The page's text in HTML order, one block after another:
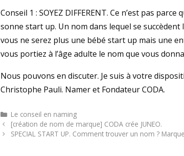
Conseil 1 : SOYEZ DIFFERENT. Ce n’est pas
sonne start up. Un nom dans lequel se
vous ne serez plus une bébé start up mais une
vous portiez à l’âge adulte le nom que vous
Nous pouvons en discuter. Je suis à votre
Christophe Pauli. Namer et Fondateur CODA.
Catégories
Le conseil en naming
[création de nom de marque] CODA crée JUNEO.
SPECIAL START UP. Comment trouver un nom ?